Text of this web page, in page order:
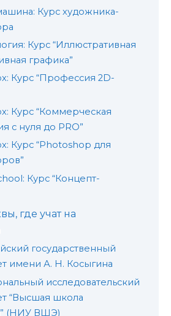
Курс художника-
Курс “Иллюстративная
графика”
Курс “Профессия 2D-
Курс “Коммерческая
с нуля до PRO”
Курс “Photoshop для
Курс “Концепт-
где учат на
государственный
имени А. Н. Косыгина
исследовательский
“Высшая школа
(НИУ ВШЭ)